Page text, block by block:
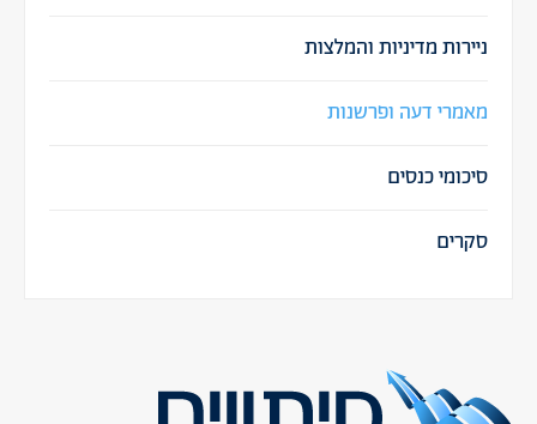
ניירות מדיניות והמלצות
מאמרי דעה ופרשנות
סיכומי כנסים
סקרים